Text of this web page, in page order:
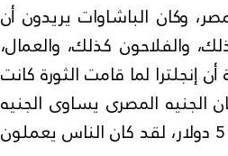
وكان الباشاوات يريدون أن
والفلاحون كذلك، والعمال،
إنجلترا لما قامت الثورة كانت
وكان الجنيه المصرى يساوى الجنيه
الإسترلينى، وكان الجنيه المصرى يساوى حوالي 5 دولار، لقد كان الناس يعملون